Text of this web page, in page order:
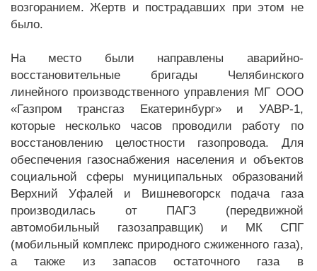
возгоранием. Жертв и пострадавших при этом не
было.
На место были направлены аварийно-
восстановительные бригады Челябинского
линейного производственного управления МГ ООО
«Газпром трансгаз Екатеринбург» и УАВР-1,
которые несколько часов проводили работу по
восстановлению целостности газопровода. Для
обеспечения газоснабжения населения и объектов
социальной сферы муниципальных образований
Верхний Уфалей и Вишневогорск подача газа
производилась от ПАГЗ (передвижной
автомобильный газозаправщик) и МК СПГ
(мобильный комплекс природного сжиженного газа),
а также из запасов остаточного газа в